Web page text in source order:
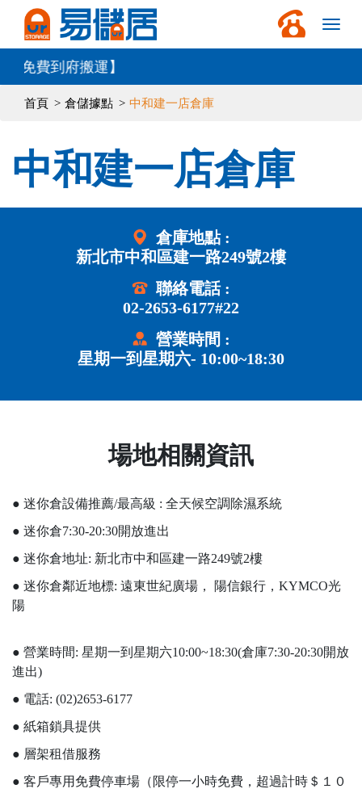
到府搬運】
首頁 倉儲據點 中和建一店倉庫
中和建一店倉庫
倉庫地點 :
新北市中和區建一路249號2樓
聯絡電話 :
02-2653-6177#22
營業時間 :
星期一到星期六- 10:00~18:30
場地相關資訊
● 迷你倉設備推薦/最高級 : 全天候空調除濕系統
● 迷你倉7:30-20:30開放進出
● 迷你倉地址: 新北市中和區建一路249號2樓
● 迷你倉鄰近地標: 遠東世紀廣場， 陽信銀行，KYMCO光
陽
● 營業時間: 星期一到星期六10:00~18:30(倉庫7:30-20:30開放
進出)
● 電話: (02)2653-6177
● 紙箱鎖具提供
● 層架租借服務
● 客戶專用免費停車場（限停一小時免費，超過計時＄１０